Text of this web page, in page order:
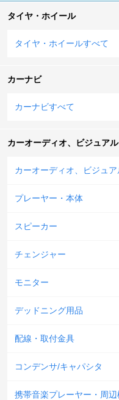
タイヤ・ホイール
タイヤ・ホイールすべて
カーナビ
カーナビすべて
カーオーディオ、ビジュアル
カーオーディオ、ビジュ
プレーヤー・本体
スピーカー
チェンジャー
モニター
デッドニング用品
配線・取付金具
コンデンサ/キャパシタ
携帯音楽プレーヤー・周辺